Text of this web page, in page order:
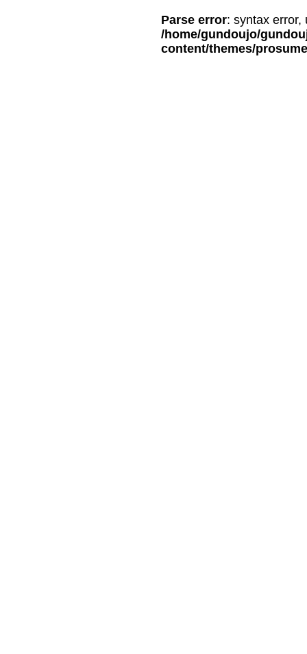
Parse error: syntax error,
/home/gundoujo/
content/themes/